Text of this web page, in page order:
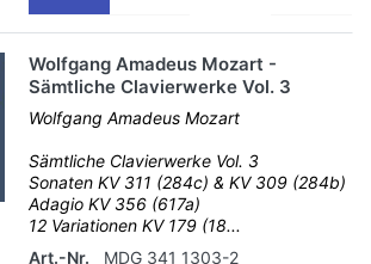
Wolfgang Amadeus Mozart -
Sämtliche Clavierwerke Vol. 3
Wolfgang Amadeus Mozart
Sämtliche Clavierwerke Vol. 3
Sonaten KV 311 (284c) & KV 309 (284b)
Adagio KV 356 (617a)
12 Variationen KV 179 (18...
Art.-Nr.
MDG 341 1303-2